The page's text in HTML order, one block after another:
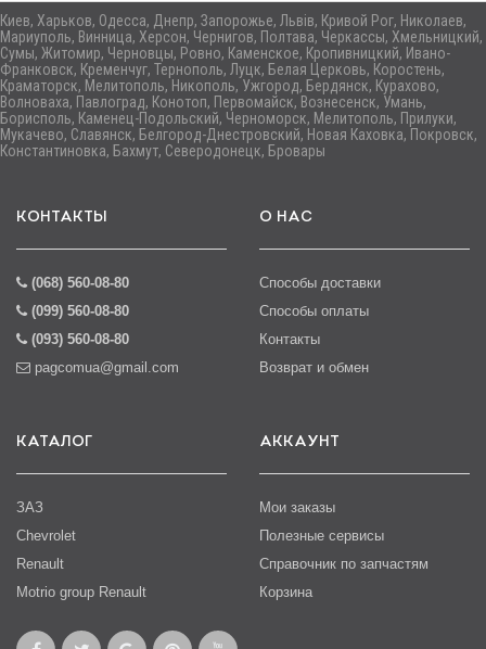
Киев, Харьков, Одесса, Днепр, Запорожье, Львів, Кривой Рог, Николаев,
Мариуполь, Винница, Херсон, Чернигов, Полтава, Черкассы, Хмельницкий,
Сумы, Житомир, Черновцы, Ровно, Каменское, Кропивницкий, Ивано-
Франковск, Кременчуг, Тернополь, Луцк, Белая Церковь, Коростень,
Краматорск, Мелитополь, Никополь, Ужгород, Бердянск, Курахово,
Волноваха, Павлоград, Конотоп, Первомайск, Вознесенск, Умань,
Борисполь, Каменец-Подольский, Черноморск, Мелитополь, Прилуки,
Мукачево, Славянск, Белгород-Днестровский, Новая Каховка, Покровск,
Константиновка, Бахмут, Северодонецк, Бровары
КОНТАКТЫ
(068) 560-08-80
(099) 560-08-80
(093) 560-08-80
pagcomua@gmail.com
О НАС
Способы доставки
Способы оплаты
Контакты
Возврат и обмен
КАТАЛОГ
ЗАЗ
Chevrolet
Renault
Motrio group Renault
АККАУНТ
Мои заказы
Полезные сервисы
Справочник по запчастям
Корзина